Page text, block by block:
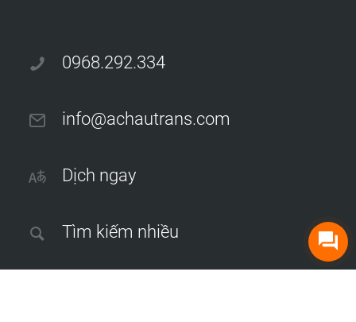
0968.292.334
info@achautrans.com
Dịch ngay
Tìm kiếm nhiều